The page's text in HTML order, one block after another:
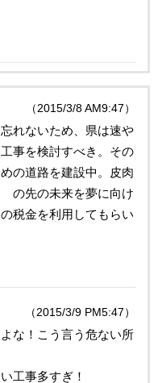
（2015/3/8 AM9:47）
れないため、県は速や
事を検討すべき。その
の道路を建設中。皮肉
の先の未来を夢に向け
税金を利用してもらい
（2015/3/9 PM5:47）
な！こう言う危ない所
工事多すぎ！